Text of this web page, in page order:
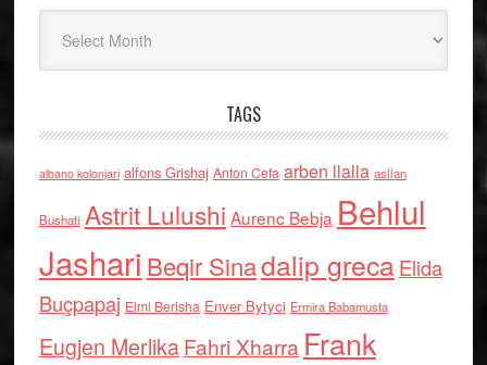
TAGS
albano kolonjari alfons Grishaj Anton Cefa arben llalla asllan
Bushati Astrit Lulushi Aurenc Bebja Behlul
Jashari Beqir Sinadalip grecaElida
Buçpapaj Elmi Berisha Enver Bytyci Ermira Babamusta
Eugjen MerlikaFahri Xharra Frank